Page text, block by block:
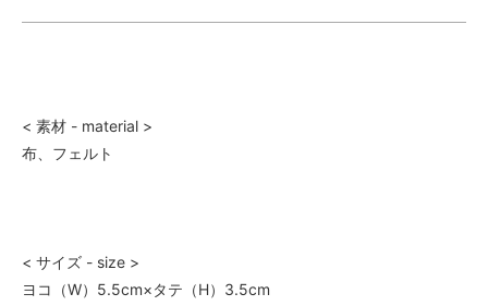
< 素材 - material >
布、フェルト
< サイズ - size >
ヨコ（W）5.5cm×タテ（H）3.5cm